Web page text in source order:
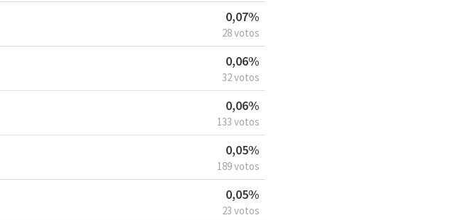
0,07%
28 votos
0,06%
32 votos
0,06%
133 votos
0,05%
189 votos
0,05%
23 votos